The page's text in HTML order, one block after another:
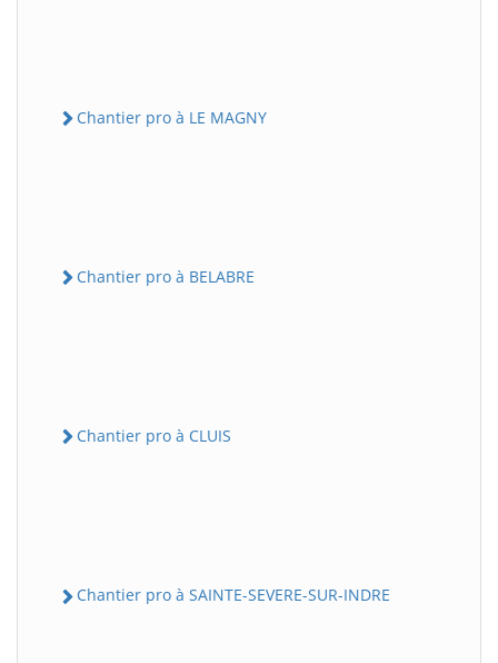
Chantier pro à LE MAGNY
Chantier pro à BELABRE
Chantier pro à CLUIS
Chantier pro à SAINTE-SEVERE-SUR-INDRE